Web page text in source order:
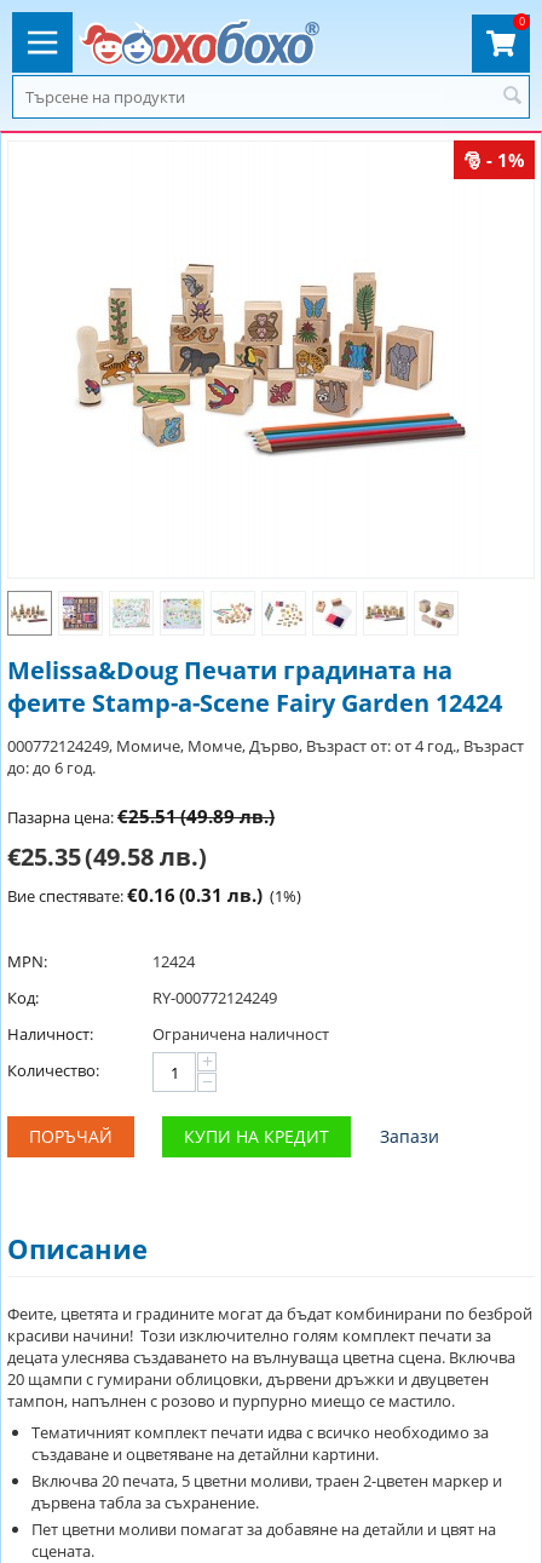
0
- 1%
Melissa&Doug Печати градината на
феите Stamp-a-Scene Fairy Garden 12424
000772124249, Момиче, Момче, Дърво, Възраст от: от 4 год., Възраст
до: до 6 год.
Пазарна цена:€25.51(49.89 лв.)
€25.35(49.58 лв.)
Вие спестявате:€0.16 (0.31 лв.) (1%)
MPN:
12424
Код:
RY-000772124249
Наличност:
Ограничена наличност
Количество:
+
−
ПОРЪЧАЙ КУПИ НА КРЕДИТ Запази
Описание
Феите, цветята и градините могат да бъдат комбинирани по безброй
красиви начини! Този изключително голям комплект печати за
децата улеснява създаването на вълнуваща цветна сцена. Включва
20 щампи с гумирани облицовки, дървени дръжки и двуцветен
тампон, напълнен с розово и пурпурно миещо се мастило.
Тематичният комплект печати идва с всичко необходимо за
създаване и оцветяване на детайлни картини.
Включва 20 печата, 5 цветни моливи, траен 2-цветен маркер и
дървена табла за съхранение.
Пет цветни моливи помагат за добавяне на детайли и цвят на
сцената.